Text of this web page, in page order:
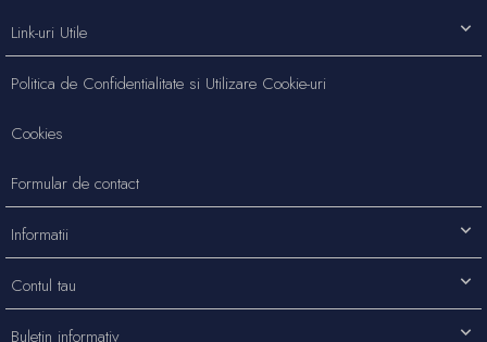
Link-uri Utile
Politica de Confidentialitate si Utilizare Cookie-uri
Cookies
Formular de contact
Informatii
Contul tau
Buletin informativ